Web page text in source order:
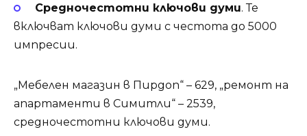
Средночестотни ключови думи. Те
включват ключови думи с честота до 5000
импресии.
„Мебелен магазин в Пирдоп“ – 629, „ремонт на
апартаменти в Симитли“ – 2539,
средночестотни ключови думи.